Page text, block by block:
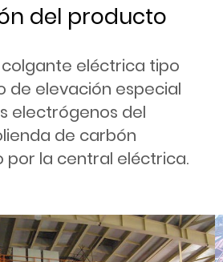
del producto
eléctrica tipo
de elevación especial
electrógenos del
de carbón
la central eléctrica.